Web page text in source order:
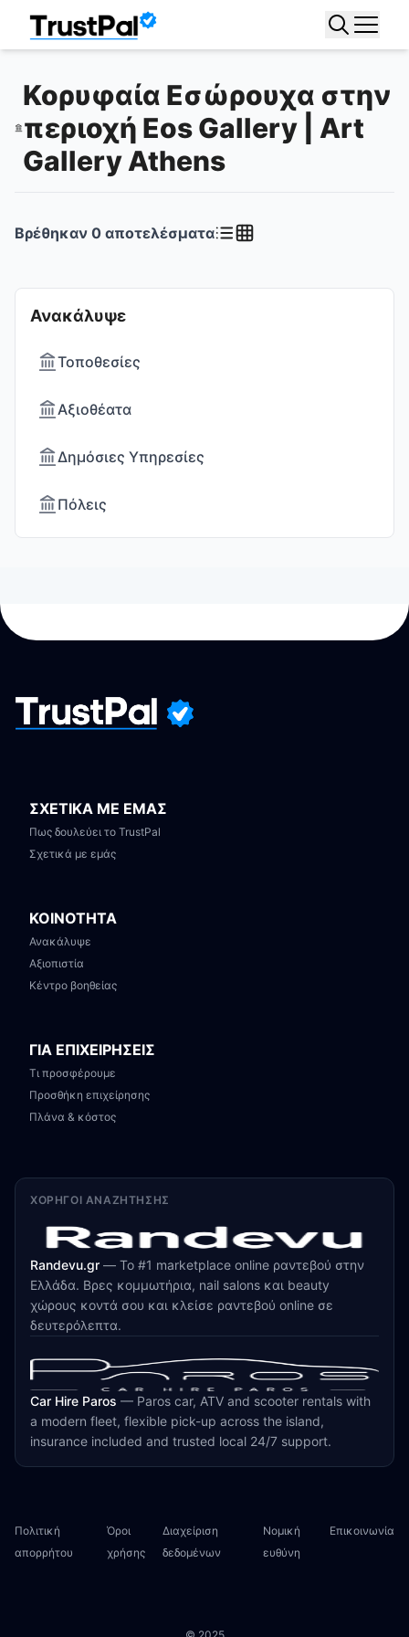
Κορυφαία Εσώρουχα στην
περιοχή Eos Gallery | Art
Gallery Athens
Ανακάλυψε
Τοποθεσίες
Αξιοθέατα
Δημόσιες Υπηρεσίες
Πόλεις
Βρέθηκαν 0 αποτελέσματα
ΣΧΕΤΙΚΑ ΜΕ ΕΜΑΣ
Πως δουλεύει το TrustPal
Σχετικά με εμάς
ΚΟΙΝΟΤΗΤΑ
Ανακάλυψε
Αξιοπιστία
Κέντρο βοηθείας
ΓΙΑ ΕΠΙΧΕΙΡΗΣΕΙΣ
Τι προσφέρουμε
Προσθήκη επιχείρησης
Πλάνα & κόστος
ΧΟΡΗΓΟΊ ΑΝΑΖΉΤΗΣΗΣ
Randevu.gr — Το #1 marketplace online ραντεβού στην
Ελλάδα. Βρες κομμωτήρια, nail salons και beauty
χώρους κοντά σου και κλείσε ραντεβού online σε
δευτερόλεπτα.
Car Hire Paros — Paros car, ATV and scooter rentals with
a modern fleet, flexible pick-up across the island,
insurance included and trusted local 24/7 support.
Πολιτική
απορρήτου
Όροι
χρήσης
Διαχείριση
δεδομένων
Νομική
ευθύνη
Επικοινωνία